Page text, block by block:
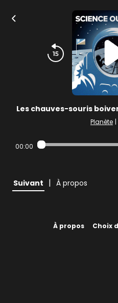
Les chauves-souris
Planète |
00:00
Suivant | À propos
À propos Choix